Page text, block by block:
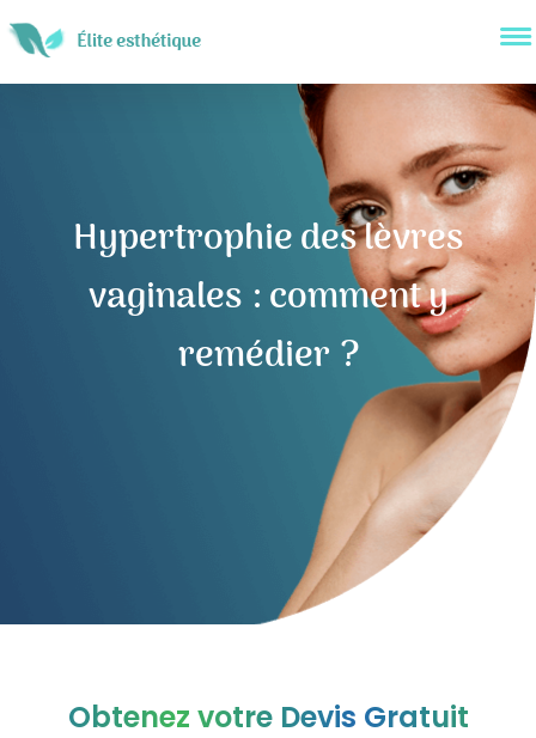
Hypertrophie des lèvres
vaginales : comment y
remédier ?
Obtenez votre Devis Gratuit